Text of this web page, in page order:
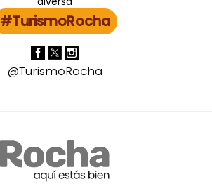
#TurismoRocha
@TurismoRocha